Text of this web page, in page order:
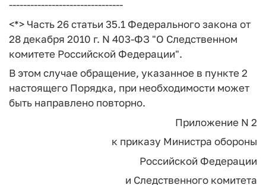
--------------------------------
<*> Часть 26 статьи 35.1 Федерального закона от
28 декабря 2010 г. N 403-ФЗ "О Следственном
комитете Российской Федерации".
В этом случае обращение, указанное в пункте 2
настоящего Порядка, при необходимости может
быть направлено повторно.
Приложение N 2
к приказу Министра обороны
Российской Федерации
и Следственного комитета